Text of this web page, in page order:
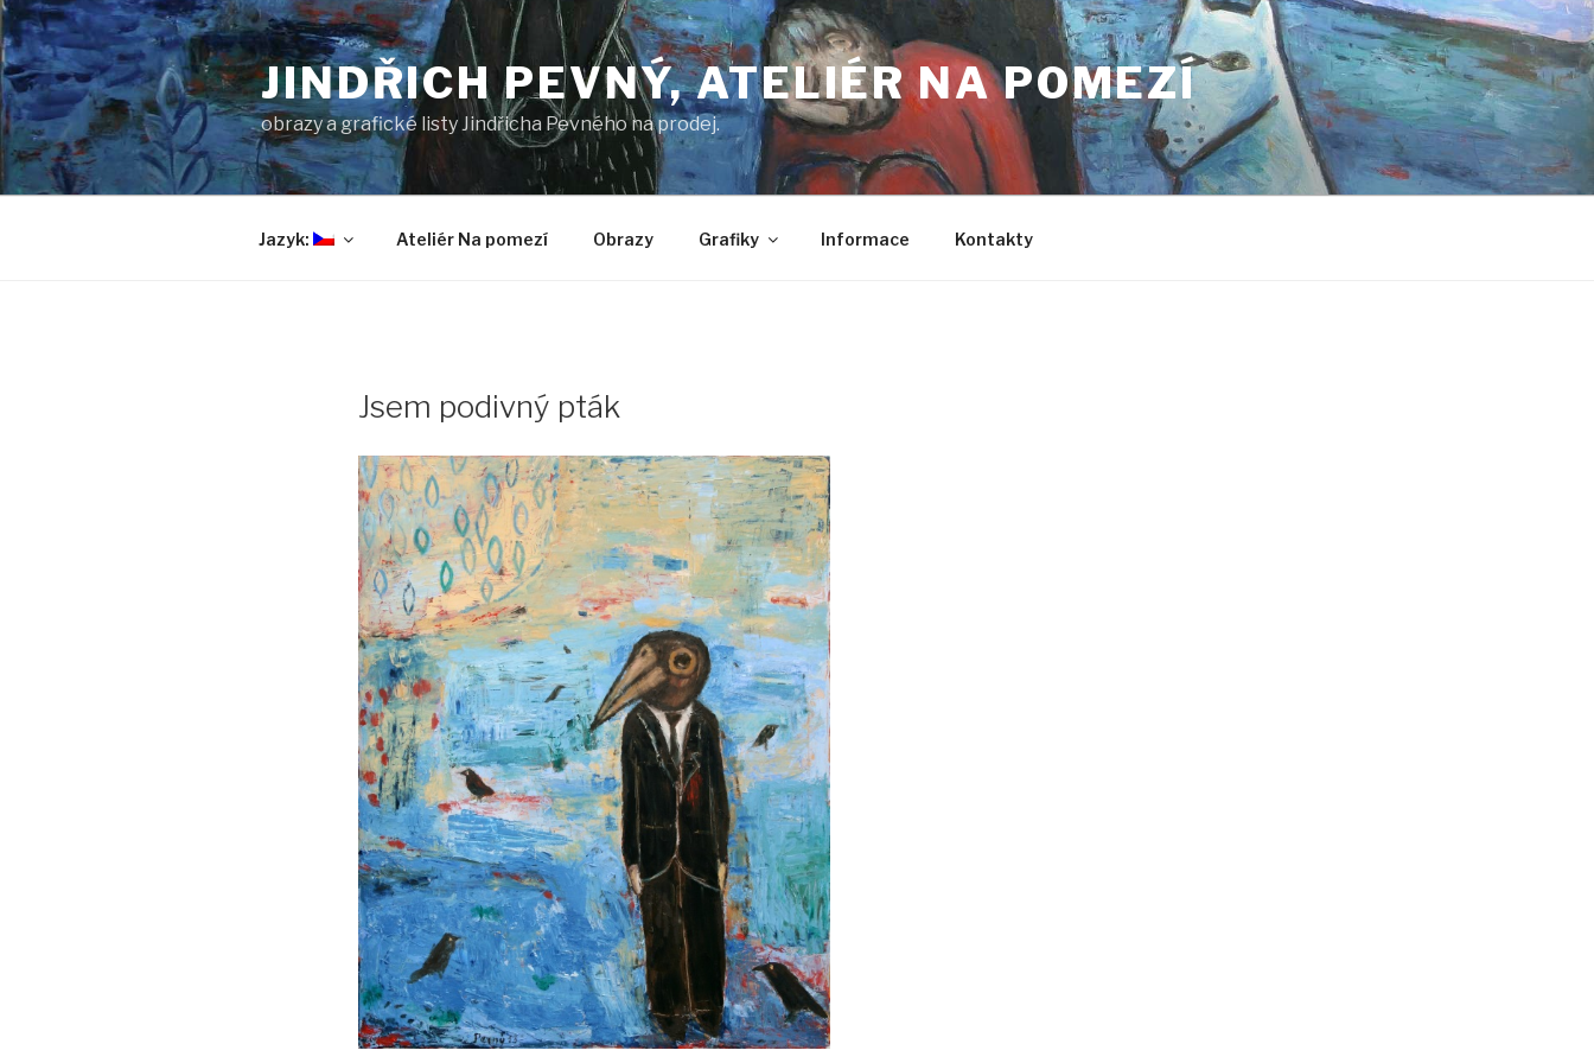
Přejít
k
obsahu
webu
JINDŘICH PEVNÝ, ATELIÉR NA POMEZÍ
obrazy a grafické listy Jindřicha Pevného na prodej.
Jazyk: Ateliér Na pomezí Obrazy Grafiky Informace Kontakty
Jsem podivný pták